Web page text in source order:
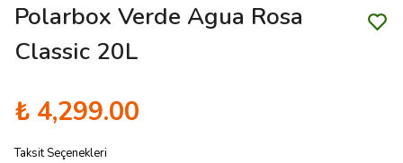
Polarbox Verde Agua Rosa
Classic 20L
₺ 4,299.00
Taksit Seçenekleri